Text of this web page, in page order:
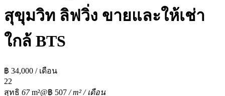
สุขุมวิท ลิฟวิ่ง ขายและให้เช่า
ใกล้ BTS
฿ 34,000 / เดือน
22
สุทธิ 67m²@฿ 507 / m² / เดือน